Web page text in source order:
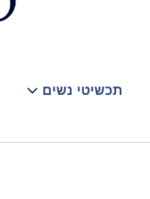
תכשיטי נשים